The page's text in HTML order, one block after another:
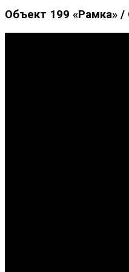
Объект 199 «Рамка» /